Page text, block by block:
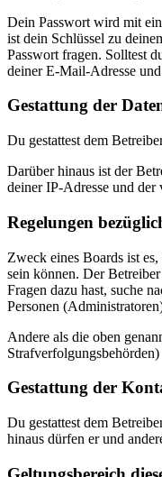
Dein Passwort wird mit
ist dein Schlüssel zu
Passwort fragen. Solltest
deiner E-Mail-Adresse
Gestattung der
Du gestattest dem
Darüber hinaus ist der
deiner IP-Adresse und
Regelungen
Zweck eines Boards ist
sein können. Der
Fragen dazu hast, suche
Personen
Andere als die oben
Gestattung der
Du gestattest dem
hinaus dürfen er und